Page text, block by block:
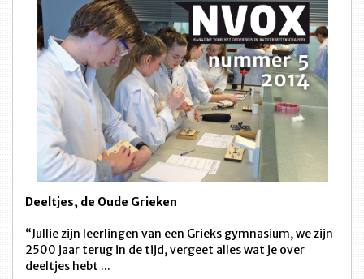
Deeltjes, de Oude Grieken
“Jullie zijn leerlingen van een Grieks gymnasium, we zijn
2500 jaar terug in de tijd, vergeet alles wat je over
deeltjes hebt ...